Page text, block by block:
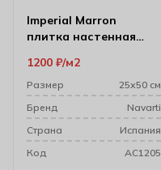
Imperial Marron
плитка настенная
1200 ₽ м2
Размер
25х50 см
Бренд
Navarti
Cтрана
Испания
Код
AC1205